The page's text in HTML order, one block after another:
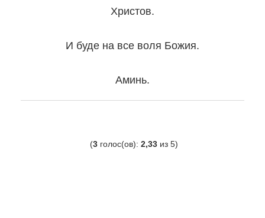
Христов.
И буде на все воля Божия.
Аминь.
(3голос(ов): 2,33из 5)